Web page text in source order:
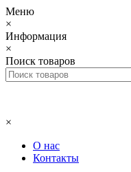
Меню
×
Информация
×
Поиск товаров
×
О нас
Контакты